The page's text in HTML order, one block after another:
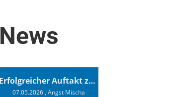
News
Erfolgreicher Auftakt zur Swiss Sailing Challenge League 2026
07.05.2026, Angst Mischa